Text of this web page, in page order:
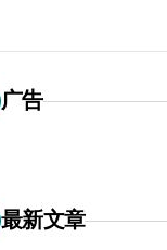
广告
最新文章